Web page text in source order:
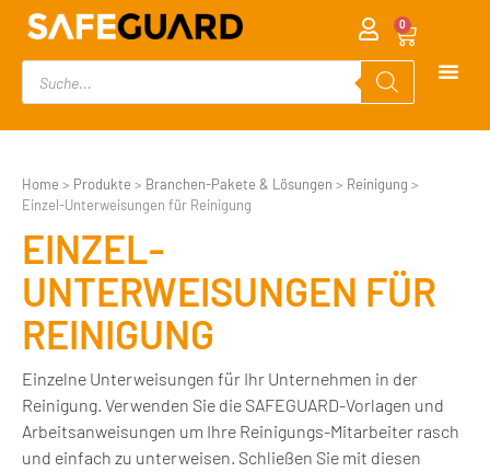
0
Home > Produkte > Branchen-Pakete & Lösungen > Reinigung >
Einzel-Unterweisungen für Reinigung
EINZEL-
UNTERWEISUNGEN FÜR
REINIGUNG
Einzelne Unterweisungen für Ihr Unternehmen in der
Reinigung. Verwenden Sie die SAFEGUARD-Vorlagen und
Arbeitsanweisungen um Ihre Reinigungs-Mitarbeiter rasch
und einfach zu unterweisen. Schließen Sie mit diesen